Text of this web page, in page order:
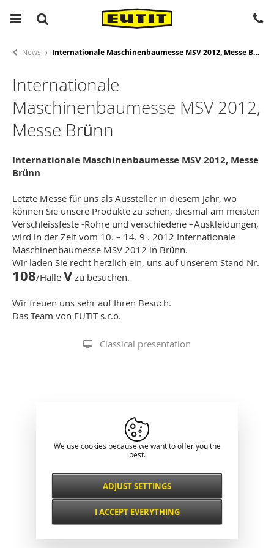
News Internationale Maschinenbaumesse MSV 2012, Messe Brünn
Internationale
Maschinenbaumesse MSV 2012,
Messe Brünn
Internationale Maschinenbaumesse MSV 2012, Messe
Brünn
Letzte Messe für uns als Aussteller in diesem Jahr, wo
können Sie unsere Produkte zu sehen, diesmal am meisten
Verschleissfeste -Rohre und verschiedene –Auskleidungen,
wird in der Zeit vom 10. – 14. 9 . 2012 Internationale
Maschinenbaumesse MSV 2012 in Brünn.
Wir laden Sie recht herzlich ein, uns auf unserem Stand Nr.
108/Halle V zu besuchen.
Wir freuen uns sehr auf Ihren Besuch.
Das Team von EUTIT s.r.o.
Classical presentation
We use cookies because we want to offer you the
best.
Necessarily
ALWAYS ACTIVE
Functional and
ADJUST SETTINGS
I ACCEPT EVERYTHING